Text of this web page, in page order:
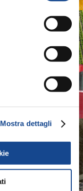
Mostra dettagli
Manufacturers